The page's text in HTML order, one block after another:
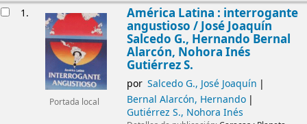
1.
Portada local
América Latina : interrogante
angustioso /José Joaquín
Salcedo G., Hernando Bernal
Alarcón, Nohora Inés
Gutiérrez S.
por Salcedo G., José Joaquín
Bernal Alarcón, Hernando
Gutiérrez S., Nohora Inés